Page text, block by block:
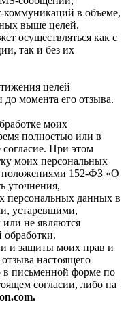
в объеме,
выше целей.
осуществляться как с
так и без их
целей
момента его отзыва.
моих
полностью или в
согласие. При этом
моих персональных
положениями 152-ФЗ «О
уточнения,
персональных данных в
устаревшими,
не являются
и защиты моих прав и
настоящего
в письменной форме по
согласии, либо на